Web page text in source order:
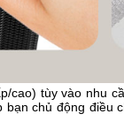
cao) tùy vào nhu
chủ động